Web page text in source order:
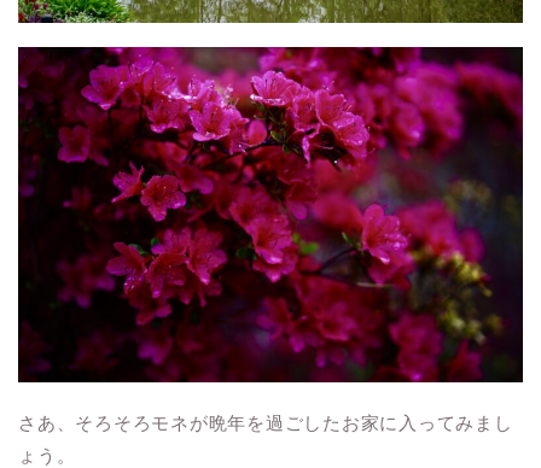
さあ、そろそろモネが晩年を過ごしたお家に入ってみまし
ょう。